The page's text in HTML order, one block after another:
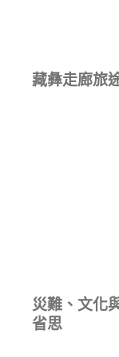
藏彝走廊旅
災難、文化
省思